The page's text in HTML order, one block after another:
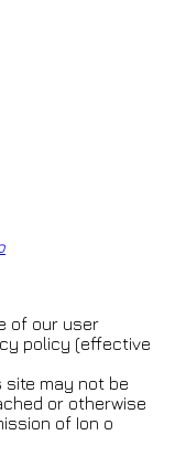
of our user
policy (effective
site may not be
or otherwise
of Ion o